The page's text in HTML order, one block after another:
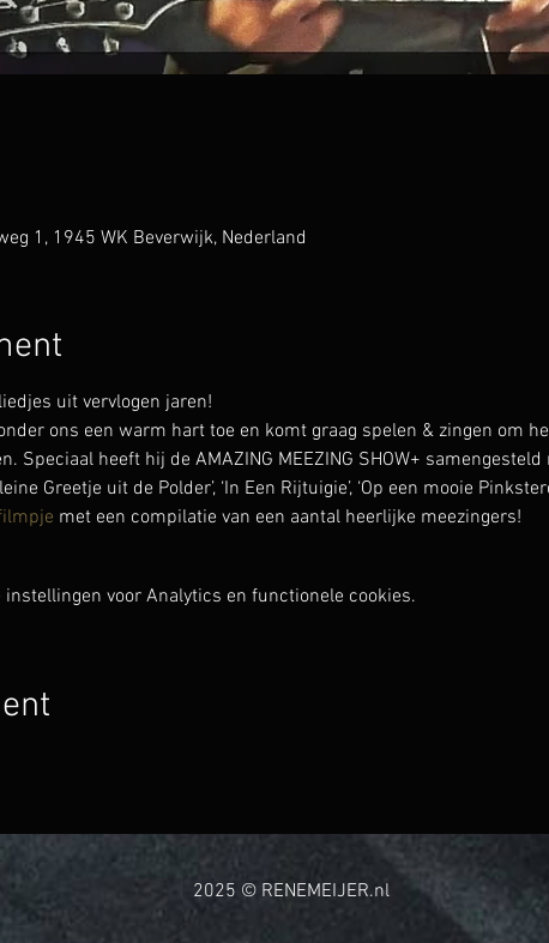
1, 1945 WK Beverwijk, Nederland
uit vervlogen jaren!
ons een warm hart toe en komt graag spelen & zingen om
Speciaal heeft hij de AMAZING MEEZING SHOW+
Greetje uit de Polder’, ‘In Een Rijtuigie’, ‘Op een mooie
met een compilatie van een aantal heerlijke meezingers!
instellingen voor Analytics en functionele cookies.
2025 © RENEMEIJER.nl